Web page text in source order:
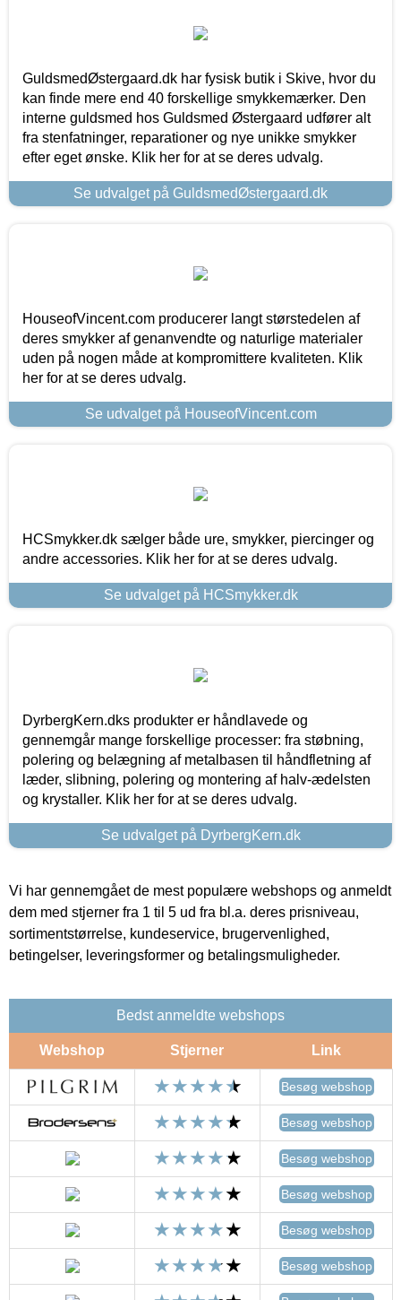
GuldsmedØstergaard.dk har fysisk butik i Skive, hvor du
kan finde mere end 40 forskellige smykkemærker. Den
interne guldsmed hos Guldsmed Østergaard udfører alt
fra stenfatninger, reparationer og nye unikke smykker
efter eget ønske. Klik her for at se deres udvalg.
Se udvalget på GuldsmedØstergaard.dk
HouseofVincent.com producerer langt størstedelen af
deres smykker af genanvendte og naturlige materialer
uden på nogen måde at kompromittere kvaliteten. Klik
her for at se deres udvalg.
Se udvalget på HouseofVincent.com
HCSmykker.dk sælger både ure, smykker, piercinger og
andre accessories. Klik her for at se deres udvalg.
Se udvalget på HCSmykker.dk
DyrbergKern.dks produkter er håndlavede og
gennemgår mange forskellige processer: fra støbning,
polering og belægning af metalbasen til håndfletning af
læder, slibning, polering og montering af halv-ædelsten
og krystaller. Klik her for at se deres udvalg.
Se udvalget på DyrbergKern.dk
Vi har gennemgået de mest populære webshops og anmeldt
dem med stjerner fra 1 til 5 ud fra bl.a. deres prisniveau,
sortimentstørrelse, kundeservice, brugervenlighed,
betingelser, leveringsformer og betalingsmuligheder.
Bedst anmeldte webshops
Webshop Stjerner Link
Besøg webshop
Besøg webshop
Besøg webshop
Besøg webshop
Besøg webshop
Besøg webshop